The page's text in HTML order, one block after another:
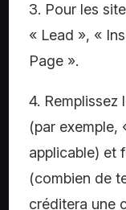
3. Pour les
« Lead », «
Page ».
4. Remplissez
(par exemple,
applicable) et
(combien de
créditera une